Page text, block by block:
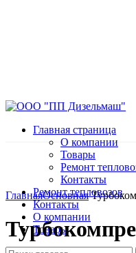
Главная страница
О компании
Товары
Ремонт
Контакты
Ремонт тепловозов
Контакты
О компании
Товары
Нажмите, чтобы увеличить
ГлавнаяОсновная